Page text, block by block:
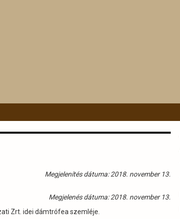
Megjelenítés dátuma: 2018. november 13.
Megjelenés dátuma: 2018. november 13.
Zrt. idei dámtrófea szemléje.